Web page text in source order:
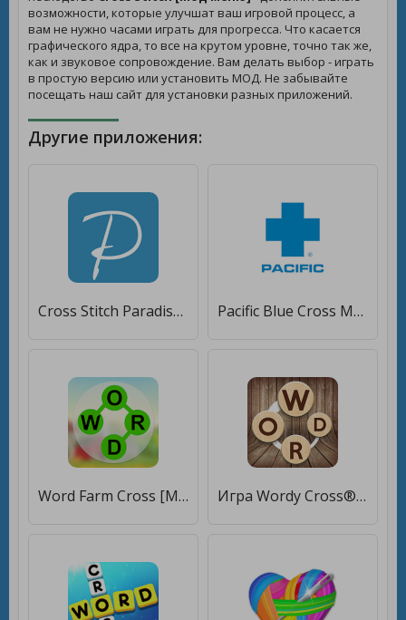
возможности, которые улучшат ваш игровой процесс, а
вам не нужно часами играть для прогресса. Что касается
графического ядра, то все на крутом уровне, точно так же,
как и звуковое сопровождение. Вам делать выбор - играть
в простую версию или установить МОД. Не забывайте
посещать наш сайт для установки разных приложений.
Другие приложения:
Cross Stitch Paradise [Без рекламы] Pacific Blue Cross Mobile [Без рекламы]
Word Farm Cross [Много денег] Игра Wordy Cross® Word Connect [Много денег]